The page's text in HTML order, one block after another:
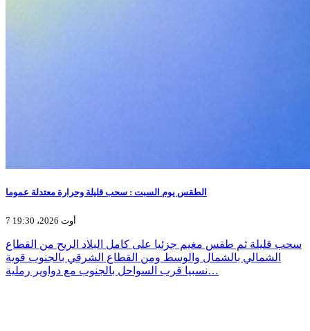
الطقس يوم السبت : سحب قليلة وحرارة معتدلة عموما
7 أوت 2026، 19:30
سحب قليلة ثم طقس مغيم جزئيا على كامل البلاد الريح من القطاع
الشمالي بالشمال والوسط ومن القطاع الشرقي بالجنوب قوية
نسبيا قرب السواحل بالجنوب مع دواوير رملية…